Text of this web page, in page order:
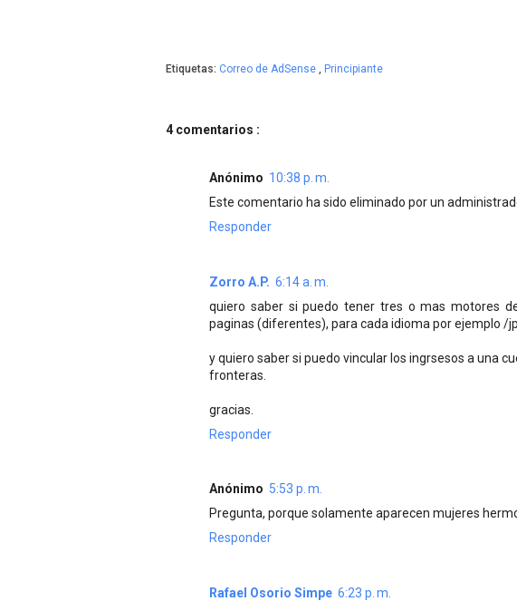
Etiquetas: Correo de AdSense , Principiante
4 comentarios :
Anónimo 10:38 p. m.
Este comentario ha sido eliminado por un
Responder
Zorro A.P. 6:14 a. m.
quiero saber si puedo tener tres o mas motores
paginas (diferentes), para cada idioma por ejemplo /jp
y quiero saber si puedo vincular los ingrsesos a una
fronteras.
gracias.
Responder
Anónimo 5:53 p. m.
Pregunta, porque solamente aparecen mujeres
Responder
Rafael Osorio Simpe 6:23 p. m.